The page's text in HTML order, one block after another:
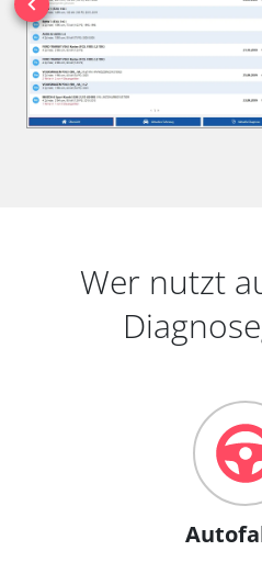
Wer nutzt